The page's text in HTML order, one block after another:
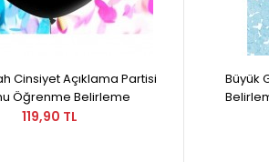
Cinsiyet Açıklama Partisi
Öğrenme Belirleme
119,90 TL
Büyük